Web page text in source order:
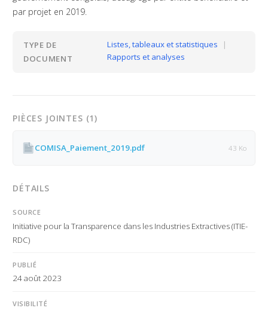
par projet en 2019.
TYPE DE
DOCUMENT
Listes, tableaux et statistiques
|
Rapports et analyses
PIÈCES JOINTES (1)
COMISA_Paiement_2019.pdf 43 Ko
DÉTAILS
SOURCE
Initiative pour la Transparence dans les Industries Extractives (ITIE-
RDC)
PUBLIÉ
24 août 2023
VISIBILITÉ